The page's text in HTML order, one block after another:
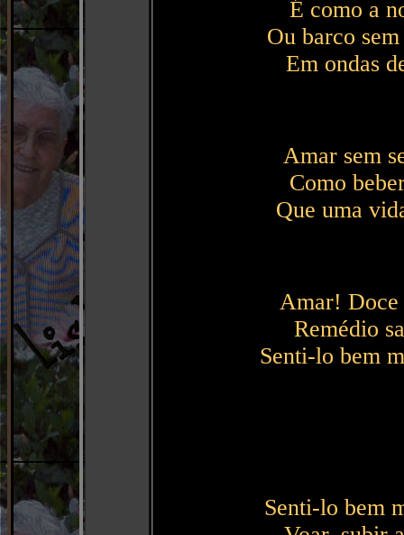
É como a
Ou barco
Em ondas
Amar sem
Como
Que uma
Amar! Doce
Remédio
Senti-lo bem
Senti-lo bem